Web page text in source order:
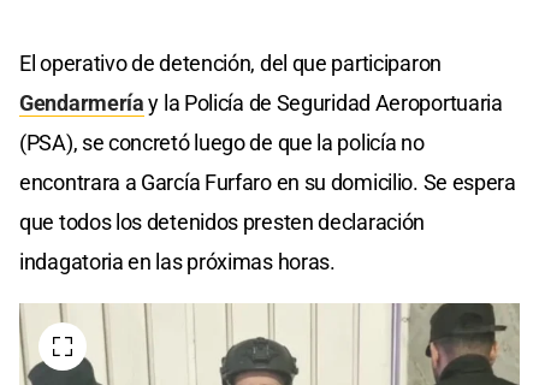
El operativo de detención, del que participaron
Gendarmeríay la Policía de Seguridad Aeroportuaria
(PSA), se concretó luego de que la policía no
encontrara a García Furfaro en su domicilio. Se espera
que todos los detenidos presten declaración
indagatoria en las próximas horas.